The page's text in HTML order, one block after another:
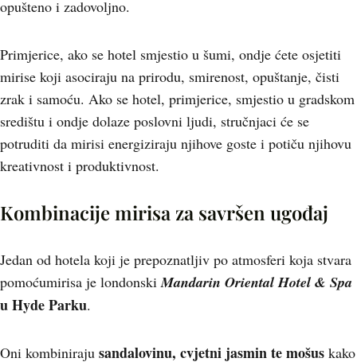
opušteno i zadovoljno.
Primjerice, ako se hotel smjestio u šumi, ondje ćete osjetiti
mirise koji asociraju na prirodu, smirenost, opuštanje, čisti
zrak i samoću. Ako se hotel, primjerice, smjestio u gradskom
središtu i ondje dolaze poslovni ljudi, stručnjaci će se
potruditi da mirisi energiziraju njihove goste i potiču njihovu
kreativnost i produktivnost.
Kombinacije mirisa za savršen ugođaj
Jedan od hotela koji je prepoznatljiv po atmosferi koja stvara
pomoćumirisa je londonskiMandarin Oriental Hotel & Spa
u Hyde Parku.
Oni kombiniraju sandalovinu, cvjetni jasmin te mošus kako